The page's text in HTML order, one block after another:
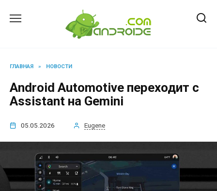
ГЛАВНАЯ » НОВОСТИ
Android Automotive переходит с
Assistant на Gemini
05.05.2026 Eugene